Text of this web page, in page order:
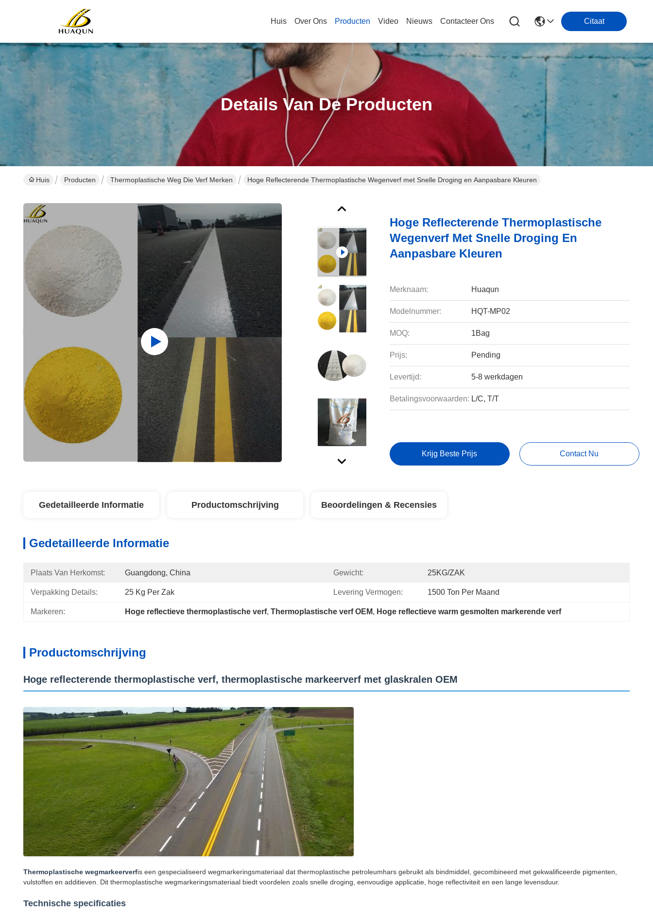
Huis Over Ons Producten Video Nieuws Contacteer Ons Citaat
Details Van De Producten
Huis Producten Thermoplastische Weg Die Verf Merken Hoge Reflecterende Thermoplastische Wegenverf met Snelle Droging en Aanpasbare Kleuren
Hoge Reflecterende Thermoplastische
Wegenverf Met Snelle Droging En
Aanpasbare Kleuren
Merknaam: Huaqun
Modelnummer: HQT-MP02
MOQ: 1Bag
Prijs: Pending
Levertijd: 5-8 werkdagen
Betalingsvoorwaarden: L/C, T/T
Krijg Beste Prijs Contact Nu
Gedetailleerde Informatie Productomschrijving Beoordelingen & Recensies
Gedetailleerde Informatie
Plaats Van Herkomst: Guangdong, China Gewicht: 25KG/ZAK
Verpakking Details: 25 Kg Per Zak Levering Vermogen: 1500 Ton Per Maand
Markeren: Hoge reflectieve thermoplastische verf, Thermoplastische verf OEM, Hoge reflectieve warm gesmolten markerende verf
Productomschrijving
Hoge reflecterende thermoplastische verf, thermoplastische markeerverf met glaskralen OEM
Thermoplastische wegmarkeerverfis een gespecialiseerd wegmarkeringsmateriaal dat thermoplastische petroleumhars gebruikt als bindmiddel, gecombineerd met gekwalificeerde pigmenten,
vulstoffen en additieven. Dit thermoplastische wegmarkeringsmateriaal biedt voordelen zoals snelle droging, eenvoudige applicatie, hoge reflectiviteit en een lange levensduur.
Technische specificaties